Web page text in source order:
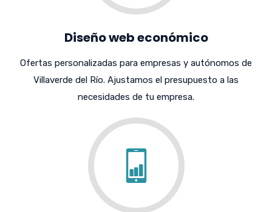
Diseño web económico
Ofertas personalizadas para empresas y autónomos de
Villaverde del Río. Ajustamos el presupuesto a las
necesidades de tu empresa.